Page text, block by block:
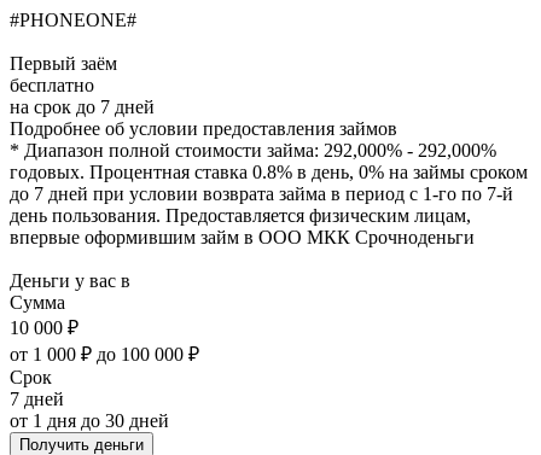
#PHONEONE#
Первый заём
бесплатно
на срок до 7 дней
Подробнее об условии предоставления займов
* Диапазон полной стоимости займа: 292,000% - 292,000%
годовых. Процентная ставка 0.8% в день, 0% на займы сроком
до 7 дней при условии возврата займа в период с 1-го по 7-й
день пользования. Предоставляется физическим лицам,
впервые оформившим займ в ООО МКК Срочноденьги
Деньги у вас в
Сумма
10 000 ₽
от 1 000 ₽ до 100 000 ₽
Срок
7 дней
от 1 дня до 30 дней
Получить деньги